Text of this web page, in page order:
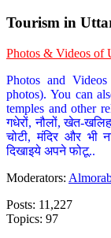
Tourism in
Photos & Videos of
Photos and
photos). You can
temples and other
गधेरों, नौलों, खेत-
चोटी, मंदिर और भी
दिखाइये अपने फोटू..
Moderators:
Posts: 11,227
Topics: 97